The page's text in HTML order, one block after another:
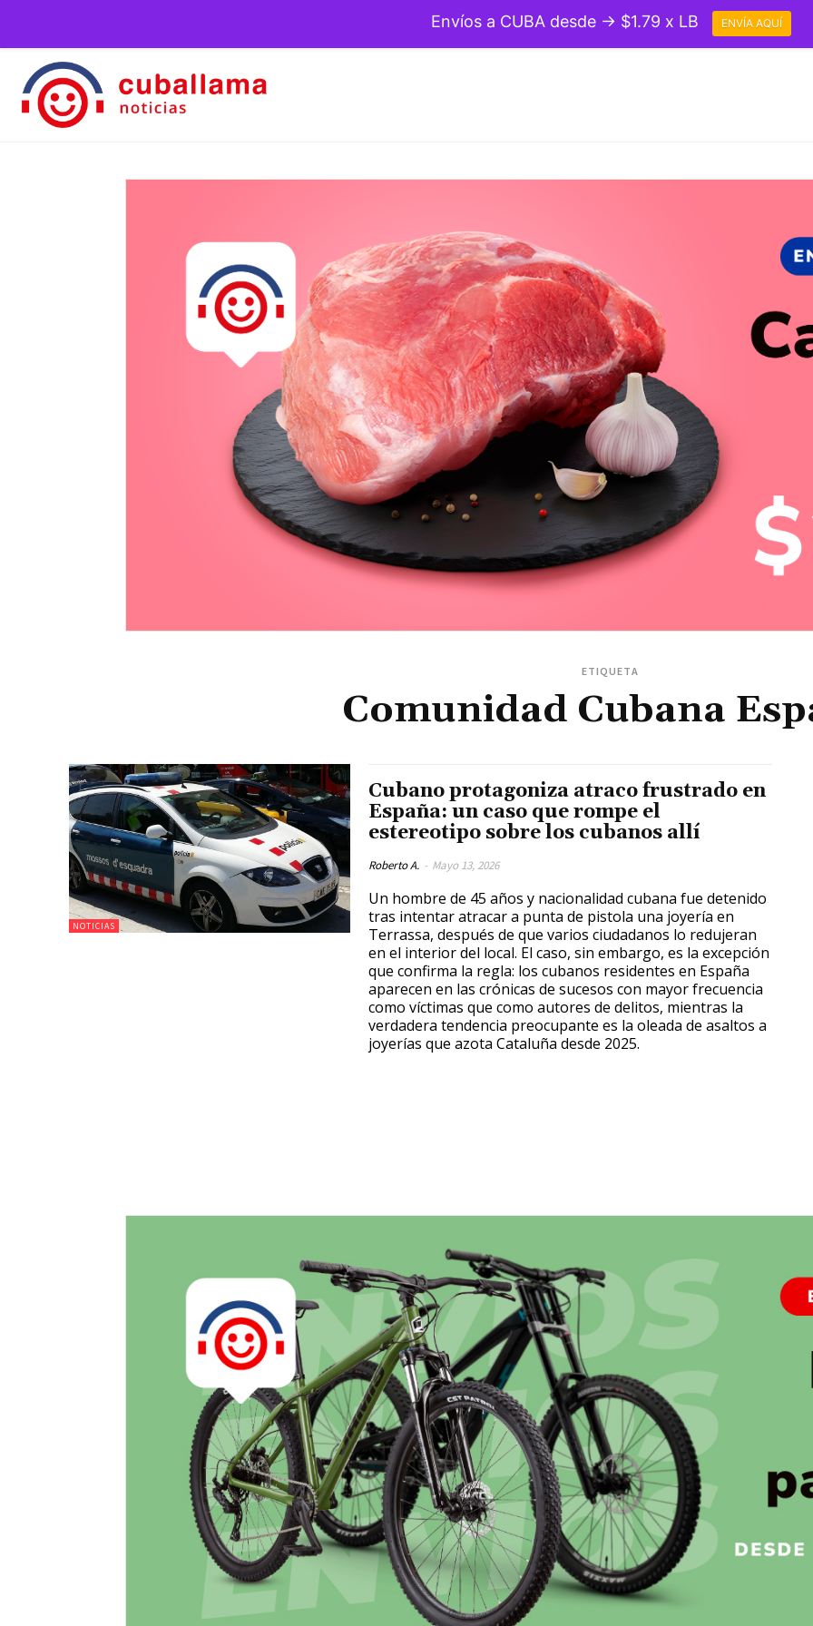
ETIQUETA
Comunidad Cubana
NOTICIAS
Cubano protagoniza atraco frustrado en
España: un caso que rompe el
estereotipo sobre los cubanos allí
Roberto A. - Mayo 13, 2026
Un hombre de 45 años y nacionalidad cubana fue detenido
tras intentar atracar a punta de pistola una joyería en
Terrassa, después de que varios ciudadanos lo redujeran
en el interior del local. El caso, sin embargo, es la excepción
que confirma la regla: los cubanos residentes en España
aparecen en las crónicas de sucesos con mayor frecuencia
como víctimas que como autores de delitos, mientras la
verdadera tendencia preocupante es la oleada de asaltos a
joyerías que azota Cataluña desde 2025.
Envíos a CUBA desde → $1.79 x LB ENVÍA AQUÍ